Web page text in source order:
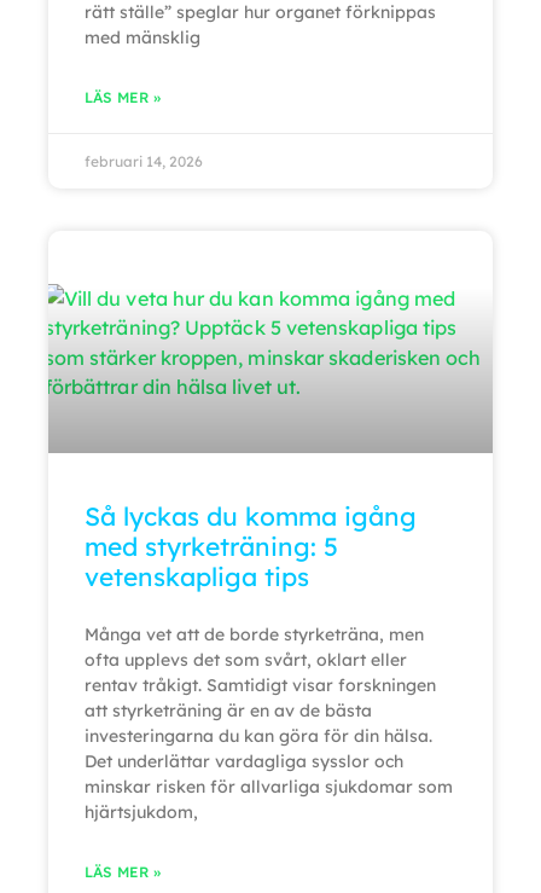
rätt ställe” speglar hur organet förknippas
med mänsklig
LÄS MER »
februari 14, 2026
Så lyckas du komma igång
med styrketräning: 5
vetenskapliga tips
Många vet att de borde styrketräna, men
ofta upplevs det som svårt, oklart eller
rentav tråkigt. Samtidigt visar forskningen
att styrketräning är en av de bästa
investeringarna du kan göra för din hälsa.
Det underlättar vardagliga sysslor och
minskar risken för allvarliga sjukdomar som
hjärtsjukdom,
LÄS MER »